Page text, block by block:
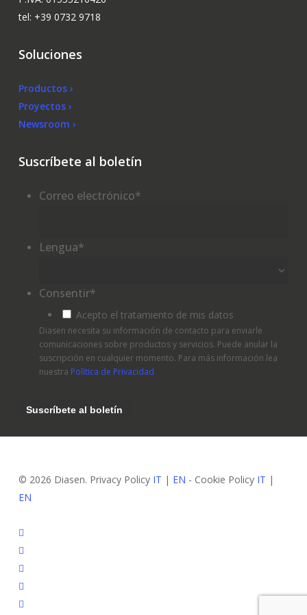
tel: +39 0732 9718
Soluciones
Productos ›
Proyectos ›
Newsroom ›
Suscríbete al boletín
Correo electrónico*
Lengua*
Consentir*
Acepto el tratamiento de mis datos
Diasen necesita su información de contacto para enviarle
comunicaciones sobre productos y servicios. Puede anular la
suscripción en cualquier momento. Para más información lea
nuestra Política de Privacidad
© 2026 Diasen. Privacy Policy IT | EN - Cookie Policy IT |
EN
facebook
pinterest
linkedin
youtube
instagram